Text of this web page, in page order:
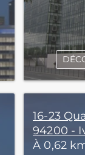
16-23
94200 -
À 0,62